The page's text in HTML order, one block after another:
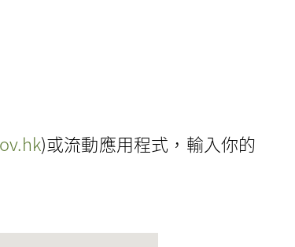
)或流動應用程式，輸入你的